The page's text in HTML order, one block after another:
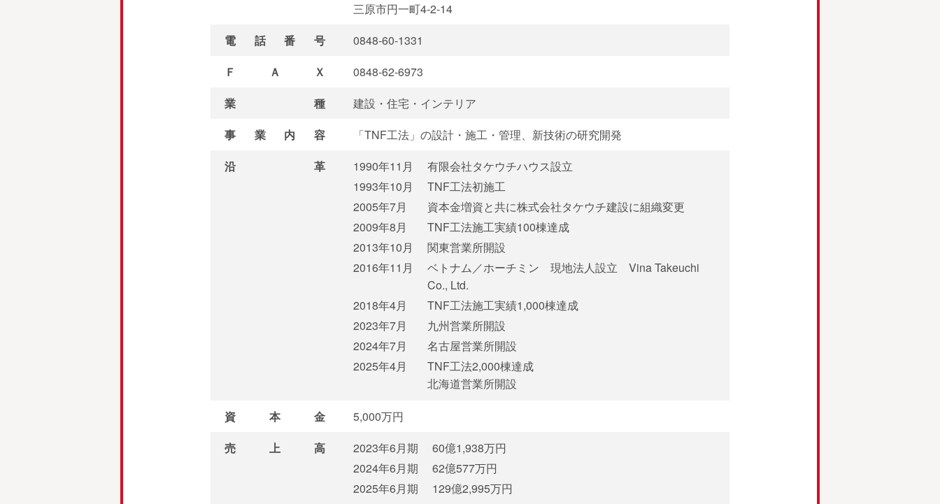
三原市円一町4-2-14
電話番号
0848-60-1331
ＦＡＸ
0848-62-6973
業種
建設・住宅・インテリア
事業内容
「TNF工法」の設計・施工・管理、新技術の研究開発
沿革
1990年11月
有限会社タケウチハウス設立
1993年10月
TNF工法初施工
2005年7月
資本金増資と共に株式会社タケウチ建設に組織変更
2009年8月
TNF工法施工実績100棟達成
2013年10月
関東営業所開設
2016年11月
ベトナム／ホーチミン 現地法人設立 Vina Takeuchi
Co., Ltd.
2018年4月
TNF工法施工実績1,000棟達成
2023年7月
九州営業所開設
2024年7月
名古屋営業所開設
2025年4月
TNF工法2,000棟達成
北海道営業所開設
資本金
5,000万円
売上高
2023年6月期
60億1,938万円
2024年6月期
62億577万円
2025年6月期
129億2,995万円